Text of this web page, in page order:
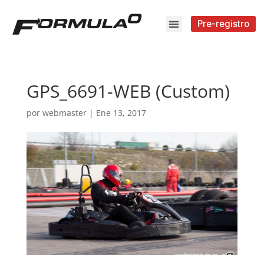
Pre-registro
GPS_6691-WEB (Custom)
por webmaster| Ene 13, 2017